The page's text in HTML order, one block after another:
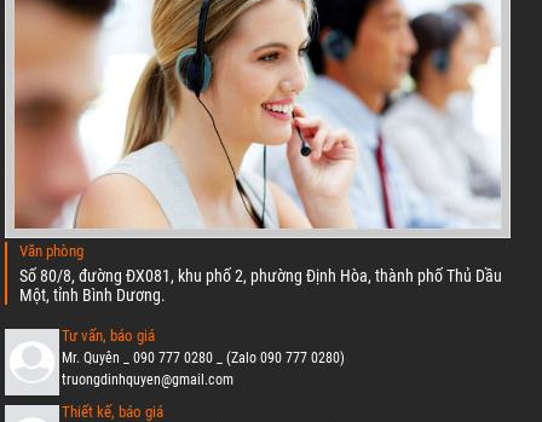
Văn phòng
Số 80/8, đường ĐX081, khu phố 2, phường Định Hòa, thành phố Thủ Dầu
Một, tỉnh Bình Dương.
Tư vấn, báo giá
Mr. Quyên _ 090 777 0280 _ (Zalo 090 777 0280)
truongdinhquyen@gmail.com
Thiết kế, báo giá